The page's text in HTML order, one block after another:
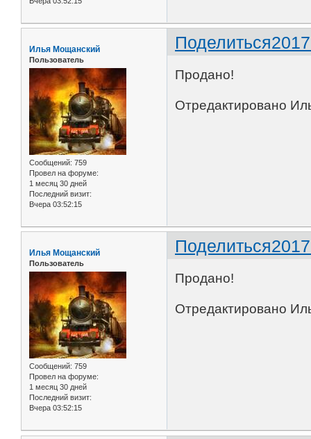
Поделиться
Илья Мощанский
Пользователь
Сообщений: 759
Провел на форуме:
1 месяц 30 дней
Последний визит:
Вчера 03:52:15
Продано!
Отредактировано
Поделиться
Илья Мощанский
Пользователь
Сообщений: 759
Провел на форуме:
1 месяц 30 дней
Последний визит:
Вчера 03:52:15
Продано!
Отредактировано